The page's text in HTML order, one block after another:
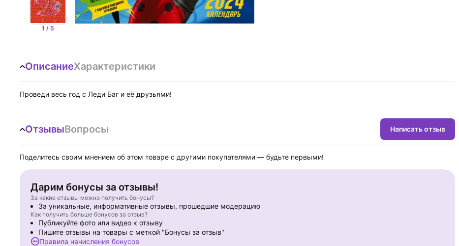
1 / 5
ОписаниеХарактеристики
Проведи весь год с Леди Баг и её друзьями!
ОтзывыВопросы Написать отзыв
Поделитесь своим мнением об этом товаре с другими покупателями — будьте первыми!
Дарим бонусы за отзывы!
За какие отзывы можно получить бонусы?
За уникальные, информативные отзывы, прошедшие модерацию
Как получить больше бонусов за отзыв?
Публикуйте фото или видео к отзыву
Пишите отзывы на товары с меткой "Бонусы за отзыв"
Правила начисления бонусов